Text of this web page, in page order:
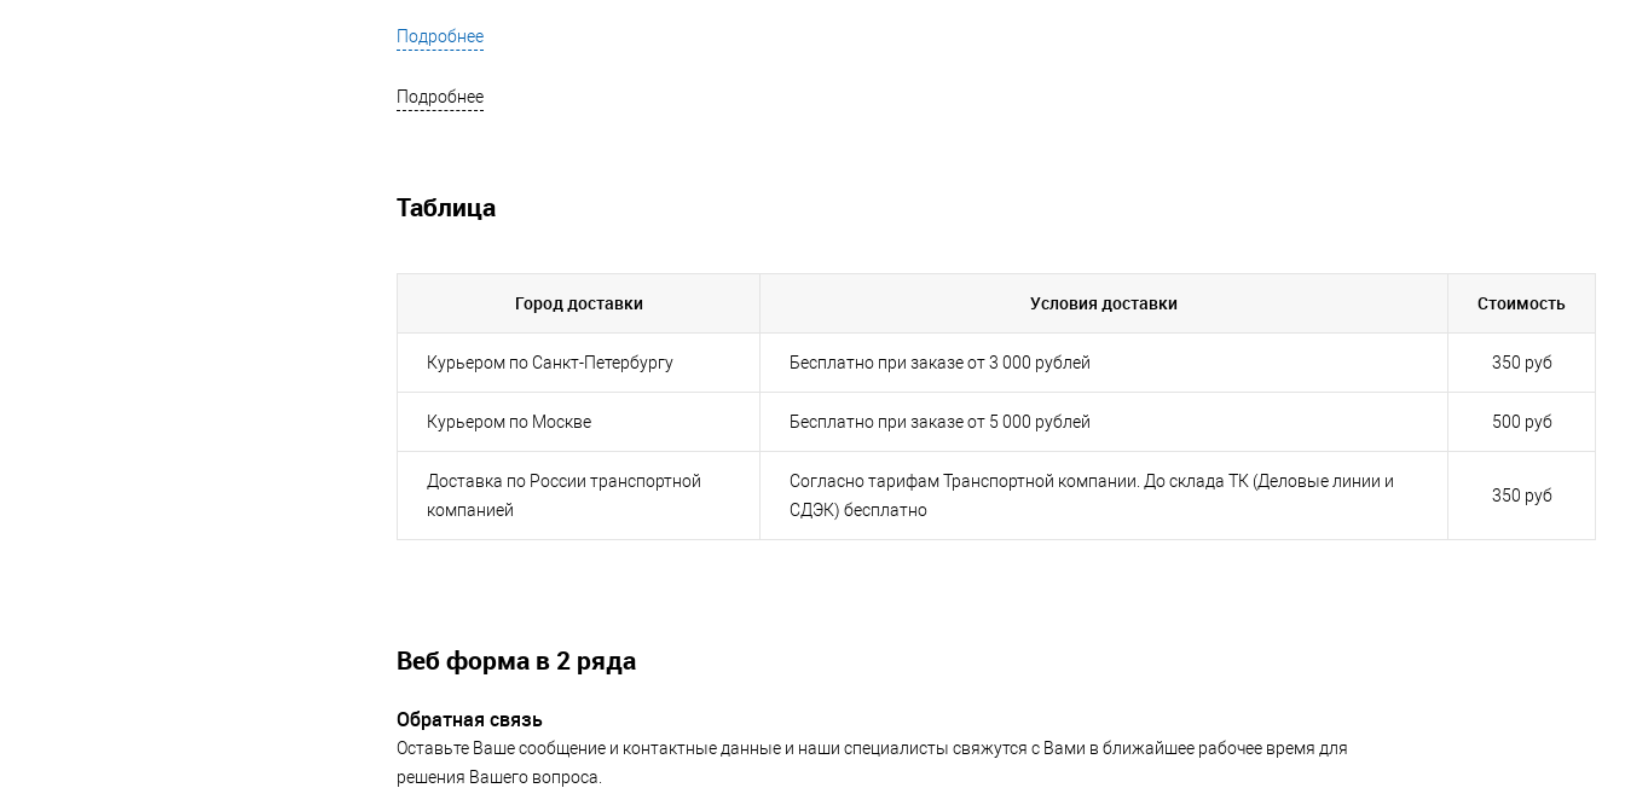
Подробнее
Подробнее
Таблица
Город доставки Условия доставки Стоимость
Курьером по Санкт-Петербургу Бесплатно при заказе от 3 000 рублей 350 руб
Курьером по Москве Бесплатно при заказе от 5 000 рублей 500 руб
Доставка по России транспортной
компанией
Согласно тарифам Транспортной компании. До склада ТК (Деловые линии и
СДЭК) бесплатно
350 руб
Веб форма в 2 ряда
Обратная связь
Оставьте Ваше сообщение и контактные данные и наши специалисты свяжутся с Вами в ближайшее рабочее время для
решения Вашего вопроса.